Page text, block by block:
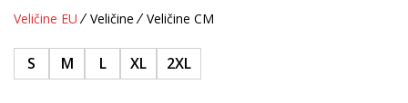
Veličine EU Veličine Veličine CM
S M L XL 2XL